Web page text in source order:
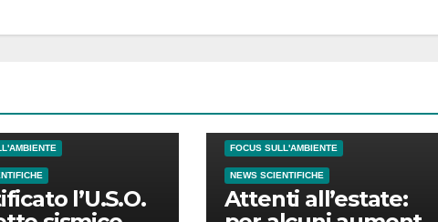
l’U.S.O.
FOCUS SULL'AMBIENTE
NEWS SCIENTIFICHE
Attenti all’estate: